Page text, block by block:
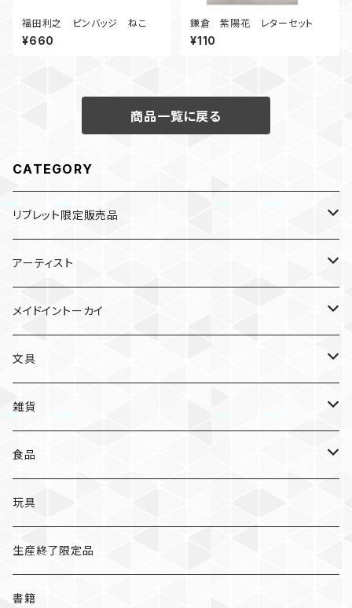
福田利之 ピンバッジ ねこ
¥660
鎌倉 紫陽花 レターセット
¥110
商品一覧に戻る
CATEGORY
リブレット限定販売品
雑貨
ガチャガチャ
入浴料
スリッパ
食品
ラーメン
カレー
文具
ペンケース
メモパッド
アーティスト
村田夏佳
入浴料
ガチャガチャ
NAMIKO
オトンノアトリエ
むらまつしおり
ますこえり
柳原良平
荒井良二
メイドイントーカイ
愛知
岐阜
三重
静岡
文具
ポストカード/カード
クリアファイル
レターセット
そえぶみ箋/遊び箋/小文箋
そえぶみ箋
ポチ袋
雑貨
猫ちゃんアルファベットチャーム
A
B
入浴料
ガチャガチャ
ピンバッジ/缶バッジ
食品
カレー
ラーメン
お菓子
玩具
生産終了限定品
書籍